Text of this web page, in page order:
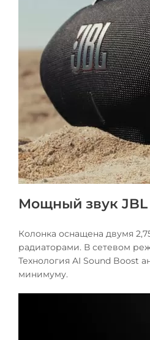
Мощный звук JBL
Колонка оснащена двумя
радиаторами. В сетевом
Технология AI Sound Boost
минимуму.